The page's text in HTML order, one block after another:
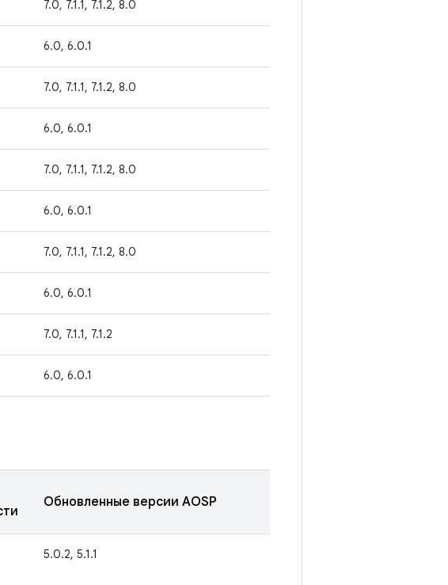
7.0, 7.1.1, 7.1.2, 8.0
6.0, 6.0.1
7.0, 7.1.1, 7.1.2, 8.0
6.0, 6.0.1
7.0, 7.1.1, 7.1.2, 8.0
6.0, 6.0.1
7.0, 7.1.1, 7.1.2, 8.0
6.0, 6.0.1
7.0, 7.1.1, 7.1.2
6.0, 6.0.1
Обновленные версии AOSP
5.0.2, 5.1.1